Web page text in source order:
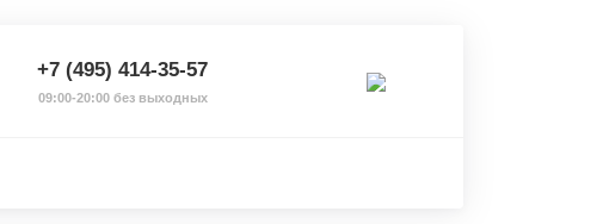
+7 (495) 414-35-57
09:00-20:00 без выходных